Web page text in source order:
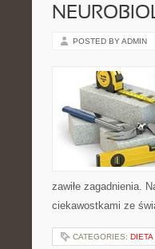
POSTED BY ADMIN
zawiłe zagadnienia.
ciekawostkami ze
CATEGORIES: